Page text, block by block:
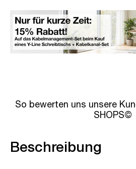
So bewerten uns unsere
SHOPS©
Beschreibung